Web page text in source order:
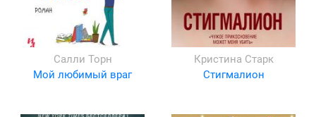
Салли Торн
Мой любимый враг
Кристина Старк
Стигмалион